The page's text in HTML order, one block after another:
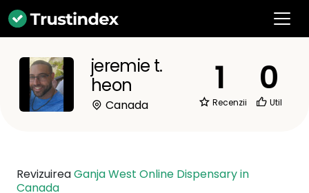
jeremie t.
heon
Canada
1
Recenzii
0
Util
RevizuireaGanja West Online Dispensary in
Canada